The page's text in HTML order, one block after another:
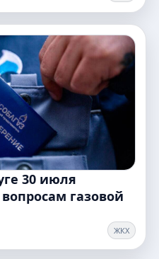
30 июля
газовой
ЖКХ